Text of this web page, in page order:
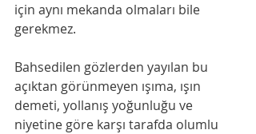
için aynı mekanda olmaları bile
gerekmez.
Bahsedilen gözlerden yayılan bu
açıktan görünmeyen ışıma, ışın
demeti, yollanış yoğunluğu ve
niyetine göre karşı tarafda olumlu